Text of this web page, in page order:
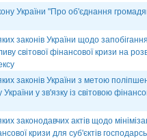
України "Про об'єднання
законів України щодо
світової фінансової кризи на
законів України з метою
у зв'язку із світовою
законодавчих актів щодо
кризи для суб'єктів